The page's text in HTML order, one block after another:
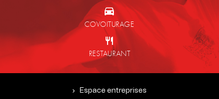
COVOITURAGE
RESTAURANT
Espace entreprises